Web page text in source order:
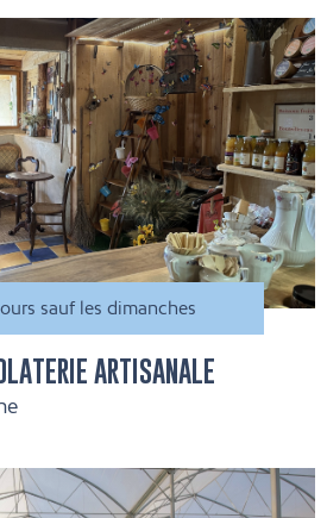
sauf les dimanches
ARTISANALE